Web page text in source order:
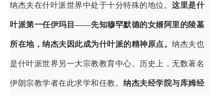
纳杰夫在什叶派世界中处于十分特殊的地位。 这里是什
叶派第一任伊玛目——先知穆罕默德的女婿阿里的陵墓
所在地，纳杰夫因此成为什叶派的精神原点。 纳杰夫也
是什叶派世界另一大宗教教育中心。历史上，无数著名
伊朗宗教学者在此求学和任教。 纳杰夫经学院与库姆经